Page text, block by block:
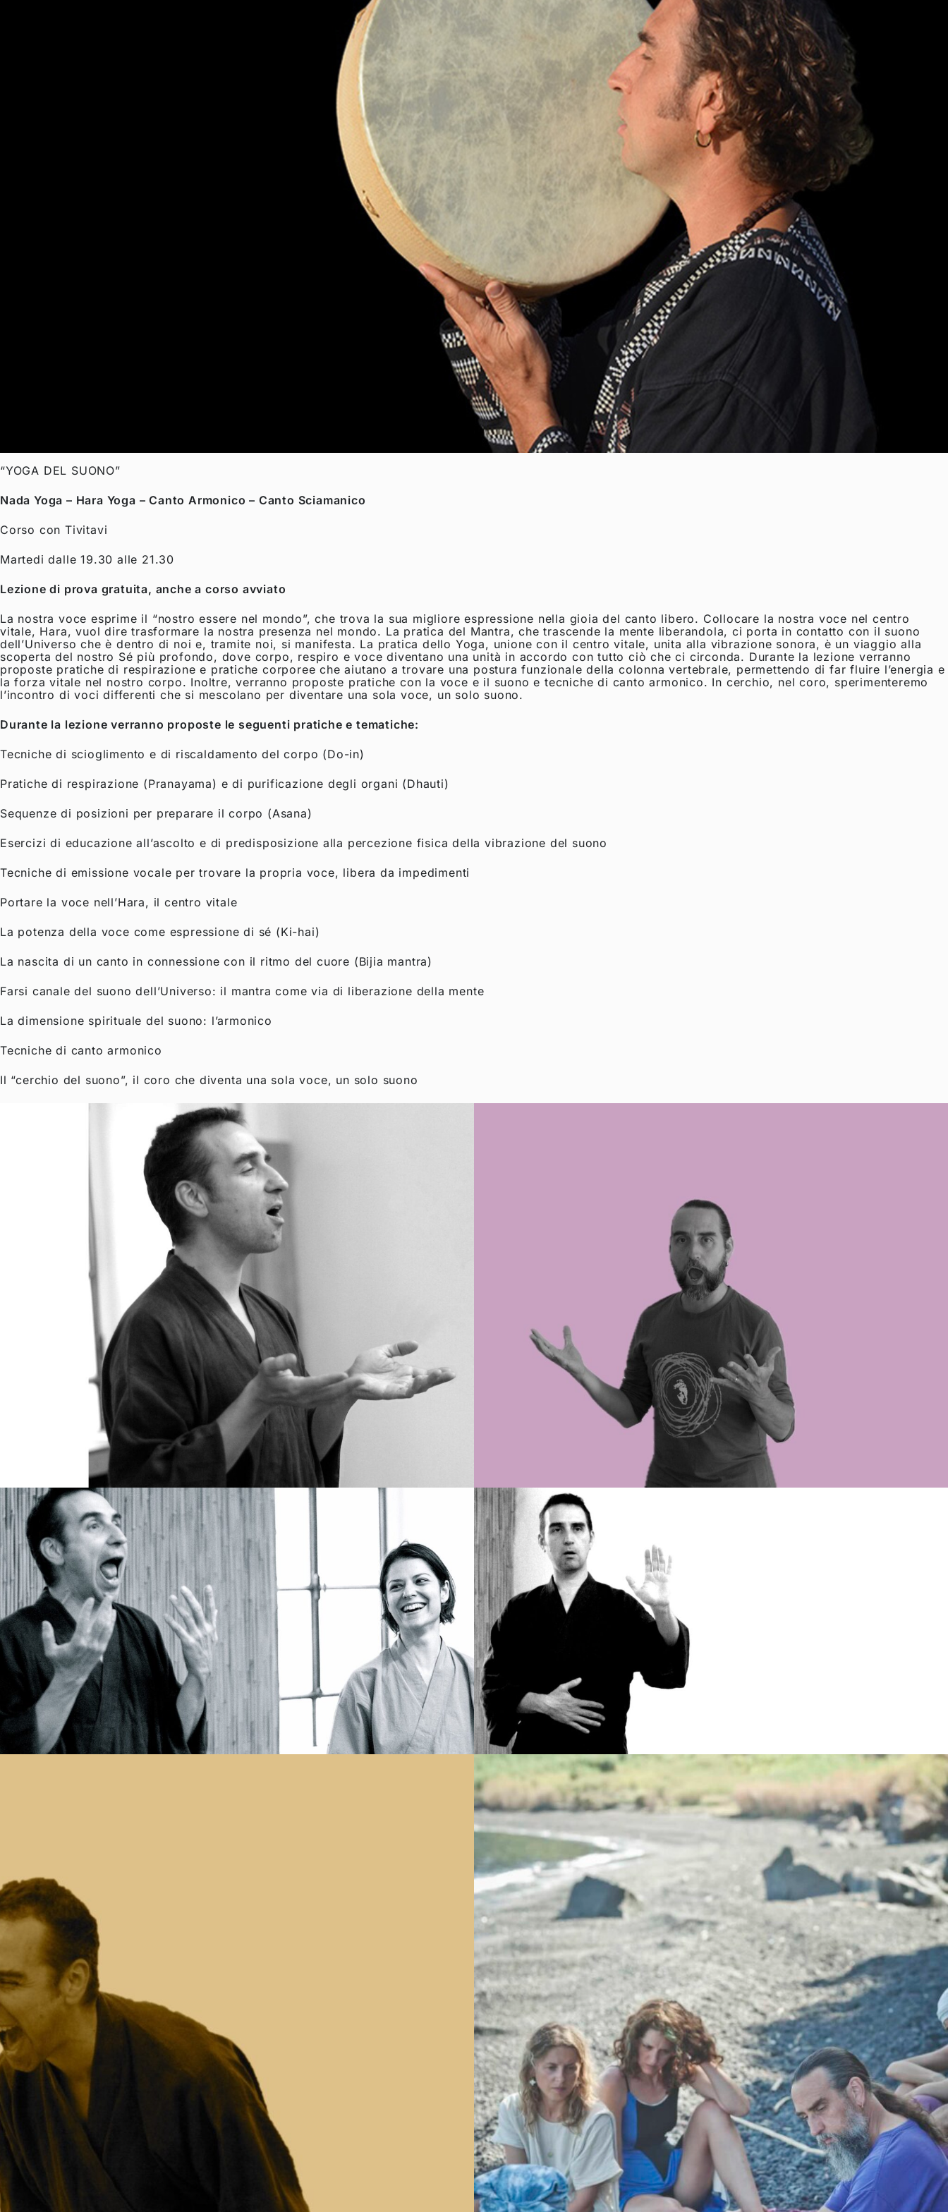
“YOGA DEL SUONO”
Nada Yoga – Hara Yoga – Canto Armonico – Canto Sciamanico
Corso conTivitavi
Martedi dalle 19.30 alle 21.30
Lezione di prova gratuita, anche a corso avviato
La nostra voce esprime il “nostro essere nel mondo”, che trova la sua migliore espressione nella gioia del canto libero. Collocare la nostra voce nel centro
vitale, Hara, vuol dire trasformare la nostra presenza nel mondo. La pratica del Mantra, che trascende la mente liberandola, ci porta in contatto con il suono
dell’Universo che è dentro di noi e, tramite noi, si manifesta. La pratica dello Yoga, unione con il centro vitale, unita alla vibrazione sonora, è un viaggio alla
scoperta del nostro Sé più profondo, dove corpo, respiro e voce diventano una unità in accordo con tutto ciò che ci circonda. Durante la lezione verranno
proposte pratiche di respirazione e pratiche corporee che aiutano a trovare una postura funzionale della colonna vertebrale, permettendo di far fluire l’energia e
la forza vitale nel nostro corpo. Inoltre, verranno proposte pratiche con la voce e il suono e tecniche di canto armonico. In cerchio, nel coro, sperimenteremo
l’incontro di voci differenti che si mescolano per diventare una sola voce, un solo suono.
Durante la lezione verranno proposte le seguenti pratiche e tematiche:
Tecniche di scioglimento e di riscaldamento del corpo (Do-in)
Pratiche di respirazione (Pranayama) e di purificazione degli organi (Dhauti)
Sequenze di posizioni per preparare il corpo (Asana)
Esercizi di educazione all’ascolto e di predisposizione alla percezione fisica della vibrazione del suono
Tecniche di emissione vocale per trovare la propria voce, libera da impedimenti
Portare la voce nell’Hara, il centro vitale
La potenza della voce come espressione di sé (Ki-hai)
La nascita di un canto in connessione con il ritmo del cuore (Bijia mantra)
Farsi canale del suono dell’Universo: il mantra come via di liberazione della mente
La dimensione spirituale del suono: l’armonico
Tecniche di canto armonico
Il “cerchio del suono”, il coro che diventa una sola voce, un solo suono